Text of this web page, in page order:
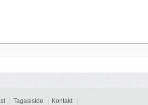
Tagasiside Kontakt